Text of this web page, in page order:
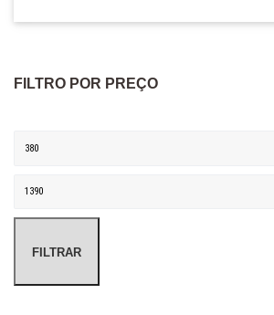
FILTRO POR PREÇO
Preço máximo
FILTRAR